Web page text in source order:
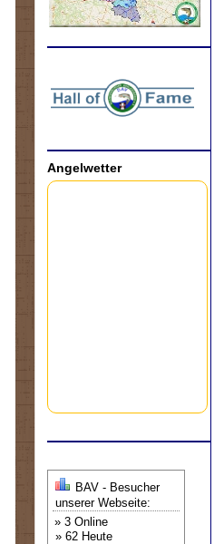
Angelwetter
BAV - Besucher
unserer Webseite:
» 3 Online
» 62 Heute